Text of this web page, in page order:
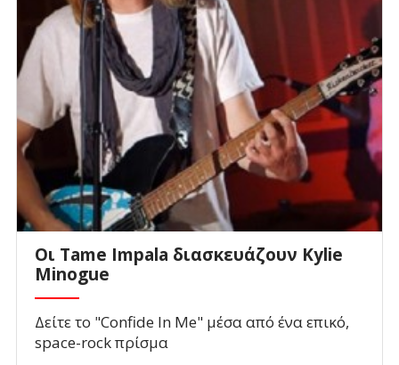
Οι Tame Impala διασκευάζουν Kylie
Minogue
Δείτε το "Confide In Me" μέσα από ένα επικό,
space-rock πρίσμα